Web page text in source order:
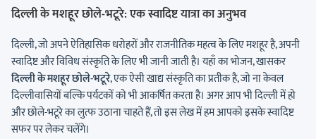
दिल्ली के मशहूर छोले-भटूरे: एक स्वादिष्ट यात्रा का अनुभव
दिल्ली, जो अपने ऐतिहासिक धरोहरों और राजनीतिक महत्व के लिए मशहूर है, अपनी
स्वादिष्ट और विविध संस्कृति के लिए भी जानी जाती है। यहाँ का भोजन, खासकर
दिल्ली के मशहूर छोले-भटूरे, एक ऐसी खाद्य संस्कृति का प्रतीक है, जो ना केवल
दिल्लीवासियों बल्कि पर्यटकों को भी आकर्षित करता है। अगर आप भी दिल्ली में हो
और छोले-भटूरे का लुत्फ उठाना चाहते हैं, तो इस लेख में हम आपको इसके स्वादिष्ट
सफर पर लेकर चलेंगे।